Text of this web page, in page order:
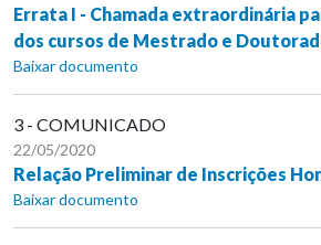
Errata I - Chamada extraordinária
dos cursos de Mestrado e
Baixar documento
3 - COMUNICADO
22/05/2020
Relação Preliminar de Inscrições
Baixar documento